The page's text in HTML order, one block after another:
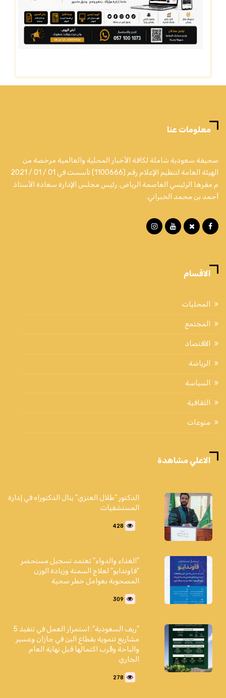
معلومات عنا
صحيفة سعودية شاملة لكافة الأخبار المحلية والعالمية مرخصة من
الهيئة العامة لتنظيم الإعلام رقم (1100666) تأسست في 01 / 01 / 2021
م مقرها الرئيسي العاصمة الرياض. رئيس مجلس الإدارة سعادة الأستاذ
أحمد بن محمد الخبراني.
الاقسام
المحليات
المجتمع
الاقتصاد
الرياضة
السياسة
الثقافية
منوعات
الاعلي مشاهدة
الدكتور "طلال العنزي" ينال الدكتوراه في إدارة
المستشفيات
428
"الغذاء والدواء" تعتمد تسجيل مستحضر
"فاوندايو" لعلاج السمنة وزيادة الوزن
المصحوبة بعوامل خطر صحية
309
"ريف السعودية": استمرار العمل في تنفيذ 5
مشاريع تنموية بقطاع البن في جازان وعسير
والباحة وقُرب اكتمالها قبل نهاية العام
الجاري
278